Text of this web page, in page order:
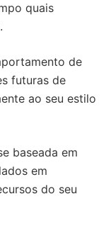
quais
de
futuras de
ao seu estilo
baseada em
em
do seu